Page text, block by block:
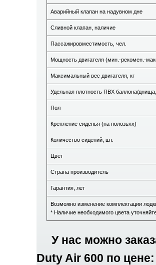
Аварийный клапан на надувном дне
Сливной клапан, наличие
Пассажировместимость, чел.
Мощность двигателя (мин.-рекомен.-
Максимальный вес двигателя, кг
Удельная плотность ПВХ баллона/
Пол
Крепление сиденья (на полозьях)
Количество сидений, шт.
Цвет
Страна производитель
Гарантия, лет
Возможно изменение комплектации
* Наличие необходимого цвета
У нас можно
Duty Air 600 по цене: